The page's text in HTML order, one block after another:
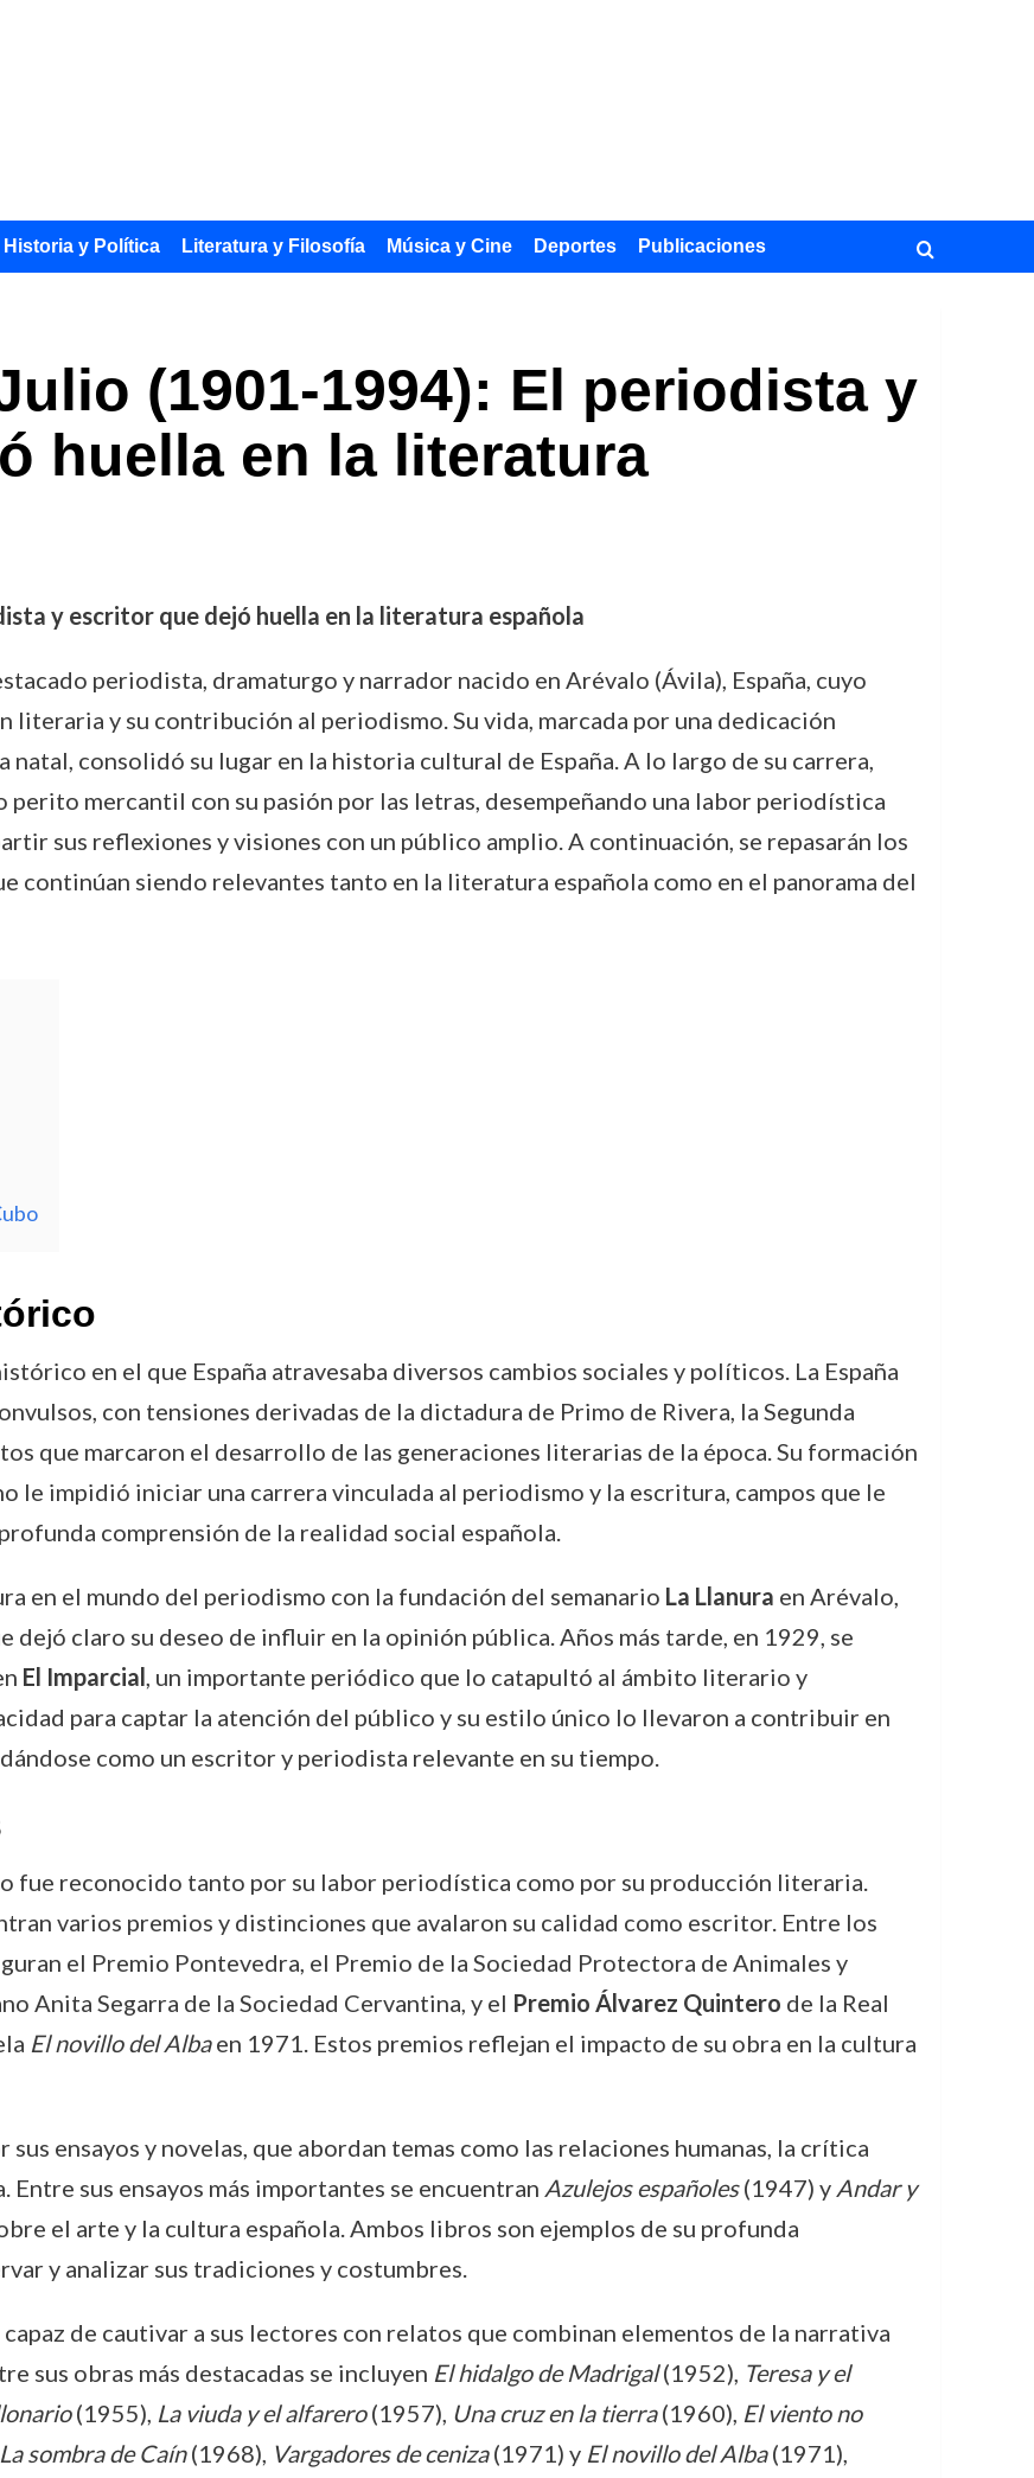
Historia y Política Literatura y Filosofía Música y Cine Deportes Publicaciones
(1901-1994): El periodista y
huella en la literatura
y escritor que dejó huella en la literatura española
periodista, dramaturgo y narrador nacido en Arévalo (Ávila), España, cuyo
literaria y su contribución al periodismo. Su vida, marcada por una dedicación
consolidó su lugar en la historia cultural de España. A lo largo de su carrera,
perito mercantil con su pasión por las letras, desempeñando una labor periodística
sus reflexiones y visiones con un público amplio. A continuación, se repasarán los
continúan siendo relevantes tanto en la literatura española como en el panorama del
en el que España atravesaba diversos cambios sociales y políticos. La España
con tensiones derivadas de la dictadura de Primo de Rivera, la Segunda
que marcaron el desarrollo de las generaciones literarias de la época. Su formación
le impidió iniciar una carrera vinculada al periodismo y la escritura, campos que le
comprensión de la realidad social española.
en el mundo del periodismo con la fundación del semanario La Llanura en Arévalo,
dejó claro su deseo de influir en la opinión pública. Años más tarde, en 1929, se
El Imparcial, un importante periódico que lo catapultó al ámbito literario y
para captar la atención del público y su estilo único lo llevaron a contribuir en
como un escritor y periodista relevante en su tiempo.
fue reconocido tanto por su labor periodística como por su producción literaria.
varios premios y distinciones que avalaron su calidad como escritor. Entre los
el Premio Pontevedra, el Premio de la Sociedad Protectora de Animales y
Anita Segarra de la Sociedad Cervantina, y el Premio Álvarez Quintero de la Real
El novillo del Albaen 1971. Estos premios reflejan el impacto de su obra en la cultura
ensayos y novelas, que abordan temas como las relaciones humanas, la crítica
sus ensayos más importantes se encuentran Azulejos españoles(1947) y Andar y
el arte y la cultura española. Ambos libros son ejemplos de su profunda
y analizar sus tradiciones y costumbres.
de cautivar a sus lectores con relatos que combinan elementos de la narrativa
sus obras más destacadas se incluyen El hidalgo de Madrigal(1952), Teresa y el
(1955), La viuda y el alfarero(1957), Una cruz en la tierra(1960), El viento no
La sombra de Caín(1968), Vargadores de ceniza(1971) y El novillo del Alba(1971),